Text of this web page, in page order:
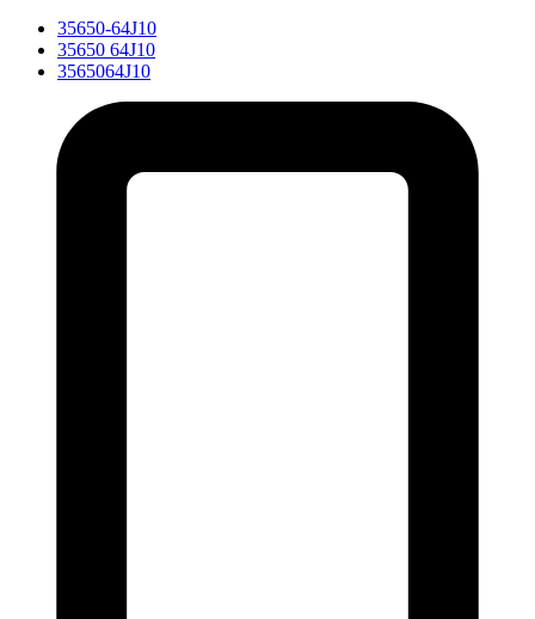
35650-64J10
35650 64J10
3565064J10